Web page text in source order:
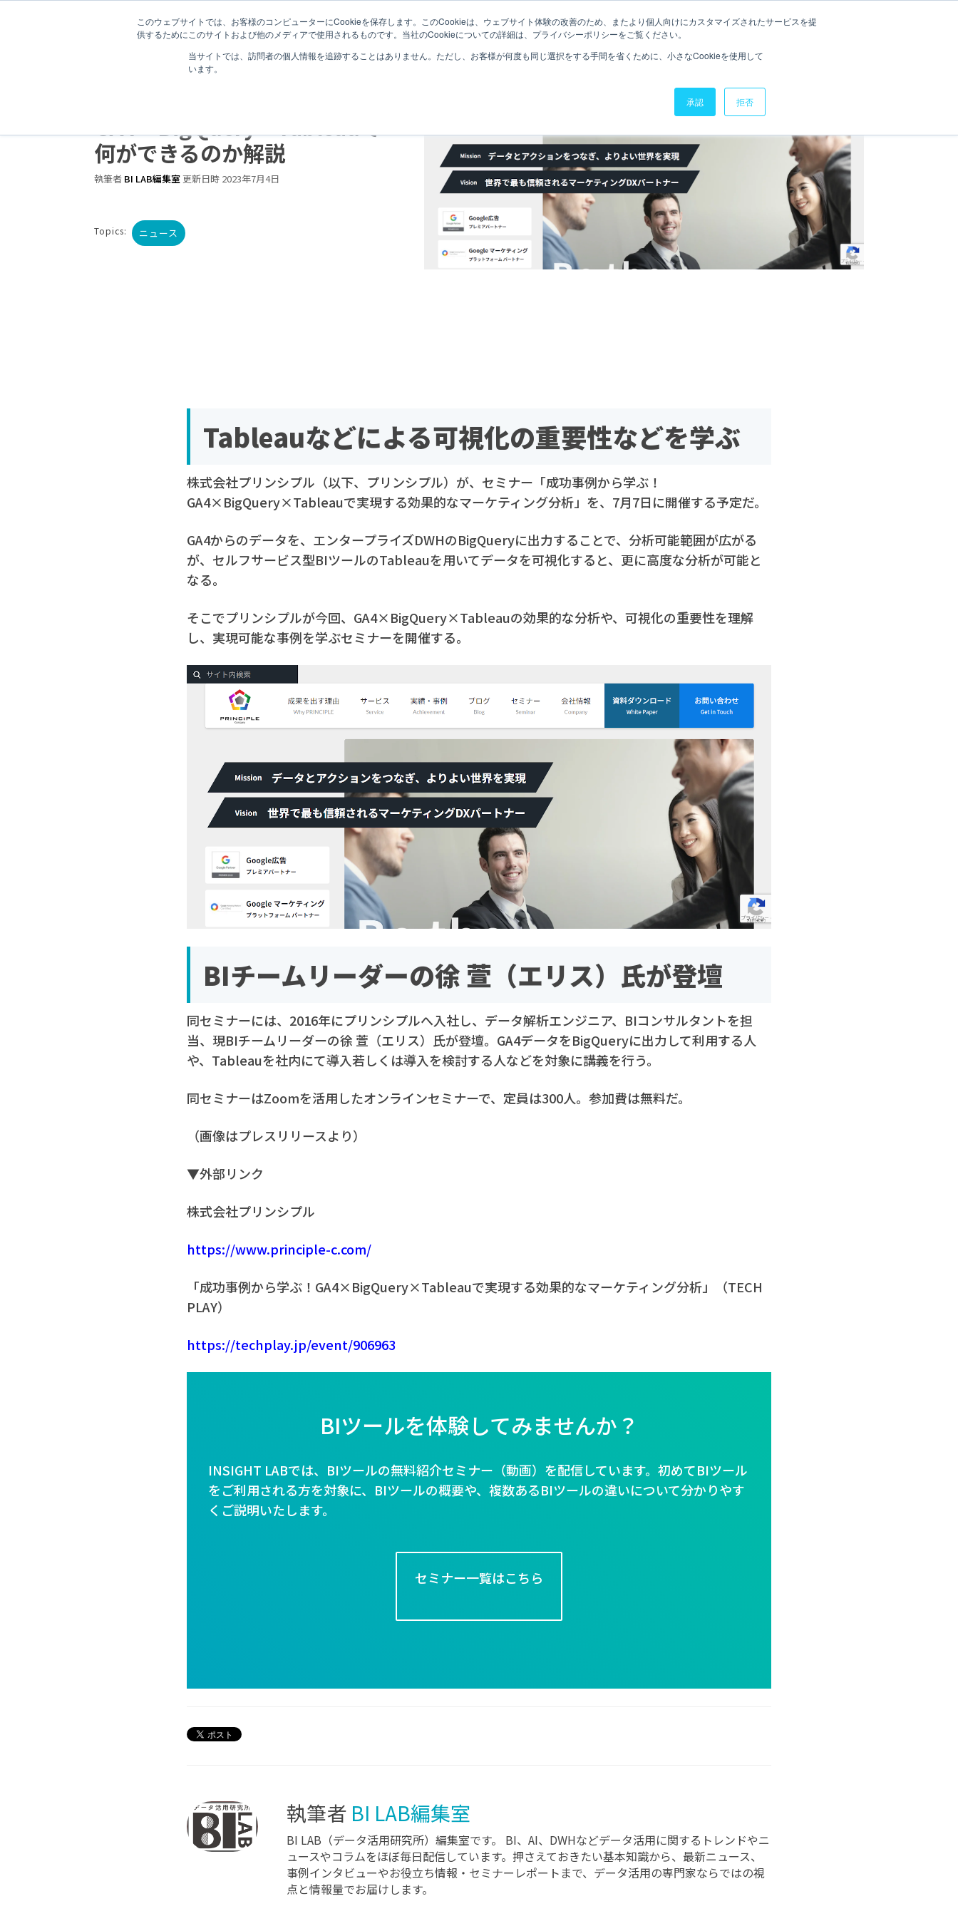
このウェブサイトでは、お客様のコンピューターにCookieを保存します。このCookieは、ウェブサイト体験の改善のため、またより個人向けにカスタマイズされたサービスを提
供するためにこのサイトおよび他のメディアで使用されるものです。当社のCookieについての詳細は、プライバシーポリシーをご覧ください。
当サイトでは、訪問者の個人情報を追跡することはありません。ただし、お客様が何度も同じ選択をする手間を省くために、小さなCookieを使用して
います。
承認 拒否
サービス紹介 取り扱い製品 導入事例 お役立ち資料 ニュース
1 分で読むことができます。
GA4×BigQuery×Tableauで
何ができるのか解説
執筆者 BI LAB編集室更新日時 2023年7月4日
Topics: ニュース
Tableauなどによる可視化の重要性などを学ぶ
株式会社プリンシプル（以下、プリンシプル）が、セミナー「成功事例から学ぶ！
GA4×BigQuery×Tableauで実現する効果的なマーケティング分析」を、7月7日に開催する予定だ。
GA4からのデータを、エンタープライズDWHのBigQueryに出力することで、分析可能範囲が広がる
が、セルフサービス型BIツールのTableauを用いてデータを可視化すると、更に高度な分析が可能と
なる。
そこでプリンシプルが今回、GA4×BigQuery×Tableauの効果的な分析や、可視化の重要性を理解
し、実現可能な事例を学ぶセミナーを開催する。
BIチームリーダーの徐 萱（エリス）氏が登壇
同セミナーには、2016年にプリンシプルへ入社し、データ解析エンジニア、BIコンサルタントを担
当、現BIチームリーダーの徐 萱（エリス）氏が登壇。GA4データをBigQueryに出力して利用する人
や、Tableauを社内にて導入若しくは導入を検討する人などを対象に講義を行う。
同セミナーはZoomを活用したオンラインセミナーで、定員は300人。参加費は無料だ。
（画像はプレスリリースより）
▼外部リンク
株式会社プリンシプル
https://www.principle-c.com/
「成功事例から学ぶ！GA4×BigQuery×Tableauで実現する効果的なマーケティング分析」（TECH
PLAY）
https://techplay.jp/event/906963
BIツールを体験してみませんか？
INSIGHT LABでは、BIツールの無料紹介セミナー（動画）を配信しています。初めてBIツール
をご利用される方を対象に、BIツールの概要や、複数あるBIツールの違いについて分かりやす
くご説明いたします。
セミナー一覧はこちら
執筆者 BI LAB編集室
BI LAB（データ活用研究所）編集室です。 BI、AI、DWHなどデータ活用に関するトレンドやニ
ュースやコラムをほぼ毎日配信しています。押さえておきたい基本知識から、最新ニュース、
事例インタビューやお役立ち情報・セミナーレポートまで、データ活用の専門家ならではの視
点と情報量でお届けします。